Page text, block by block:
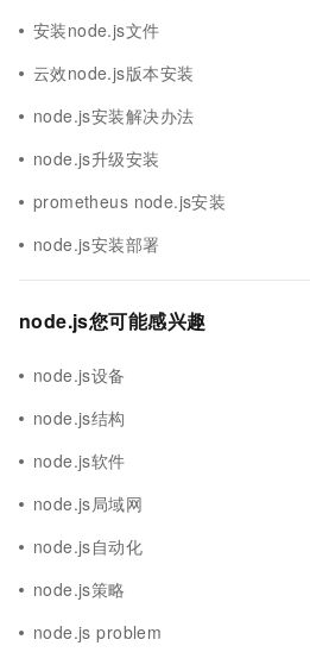
安装node.js文件
云效node.js版本安装
node.js安装解决办法
node.js升级安装
prometheus node.js安装
node.js安装部署
node.js您可能感兴趣
node.js设备
node.js结构
node.js软件
node.js局域网
node.js自动化
node.js策略
node.js problem